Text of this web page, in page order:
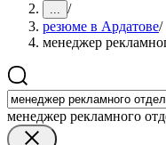
... /
резюме в Ардатове/
менеджер
менеджер рекламного